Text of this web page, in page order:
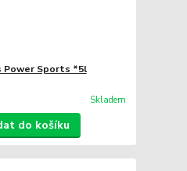
Power Sports *5l
Skladem
do košíku